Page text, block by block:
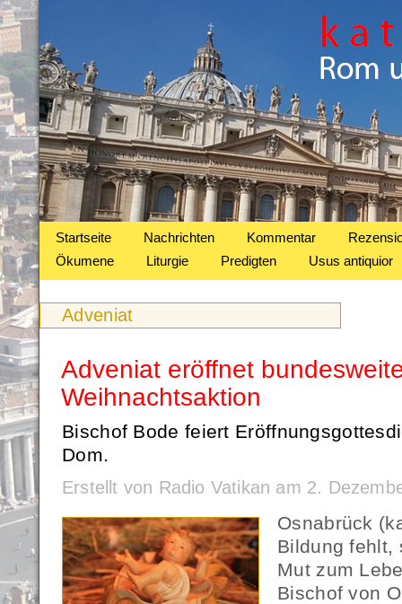
Startseite Nachrichten Kommentar
Ökumene
Liturgie Predigten Usus antiquior
Adveniat
Adveniat eröffnet
Weihnachtsaktion
Bischof Bode feiert
Dom.
Erstellt von Radio Vatikan am 2.
Osnabrück
Bildung fehlt,
Mut zum
Bischof von